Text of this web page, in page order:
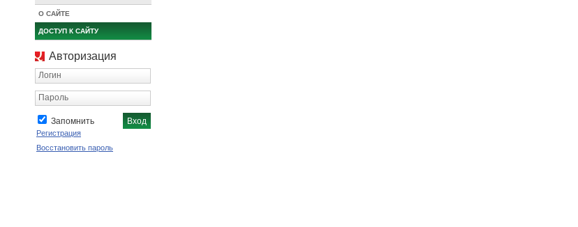
О САЙТЕ
ДОСТУП К САЙТУ
Авторизация
Логин
Пароль
Запомнить
Регистрация
Восстановить пароль